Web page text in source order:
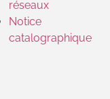
réseaux
Notice
catalographique